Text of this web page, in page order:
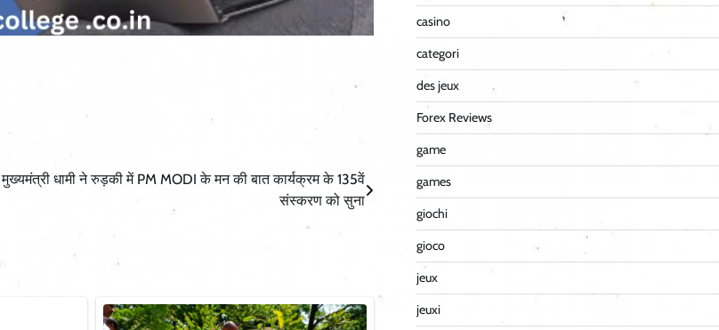
मुख्यमंत्री धामी ने रुड़की में PM MODI के मन की बात कार्यक्रम के 135वें
संस्करण को सुना
casino
categori
des jeux
Forex Reviews
game
games
giochi
gioco
jeux
jeuxi